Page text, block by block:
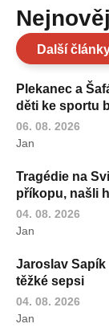
Další
Plekanec a
děti ke sportu
06. 08. 2026
Jan
Tragédie na
příkopu, našli
04. 08. 2026
Jan
Jaroslav Sapík
těžké sepsi
04. 08. 2026
Jan